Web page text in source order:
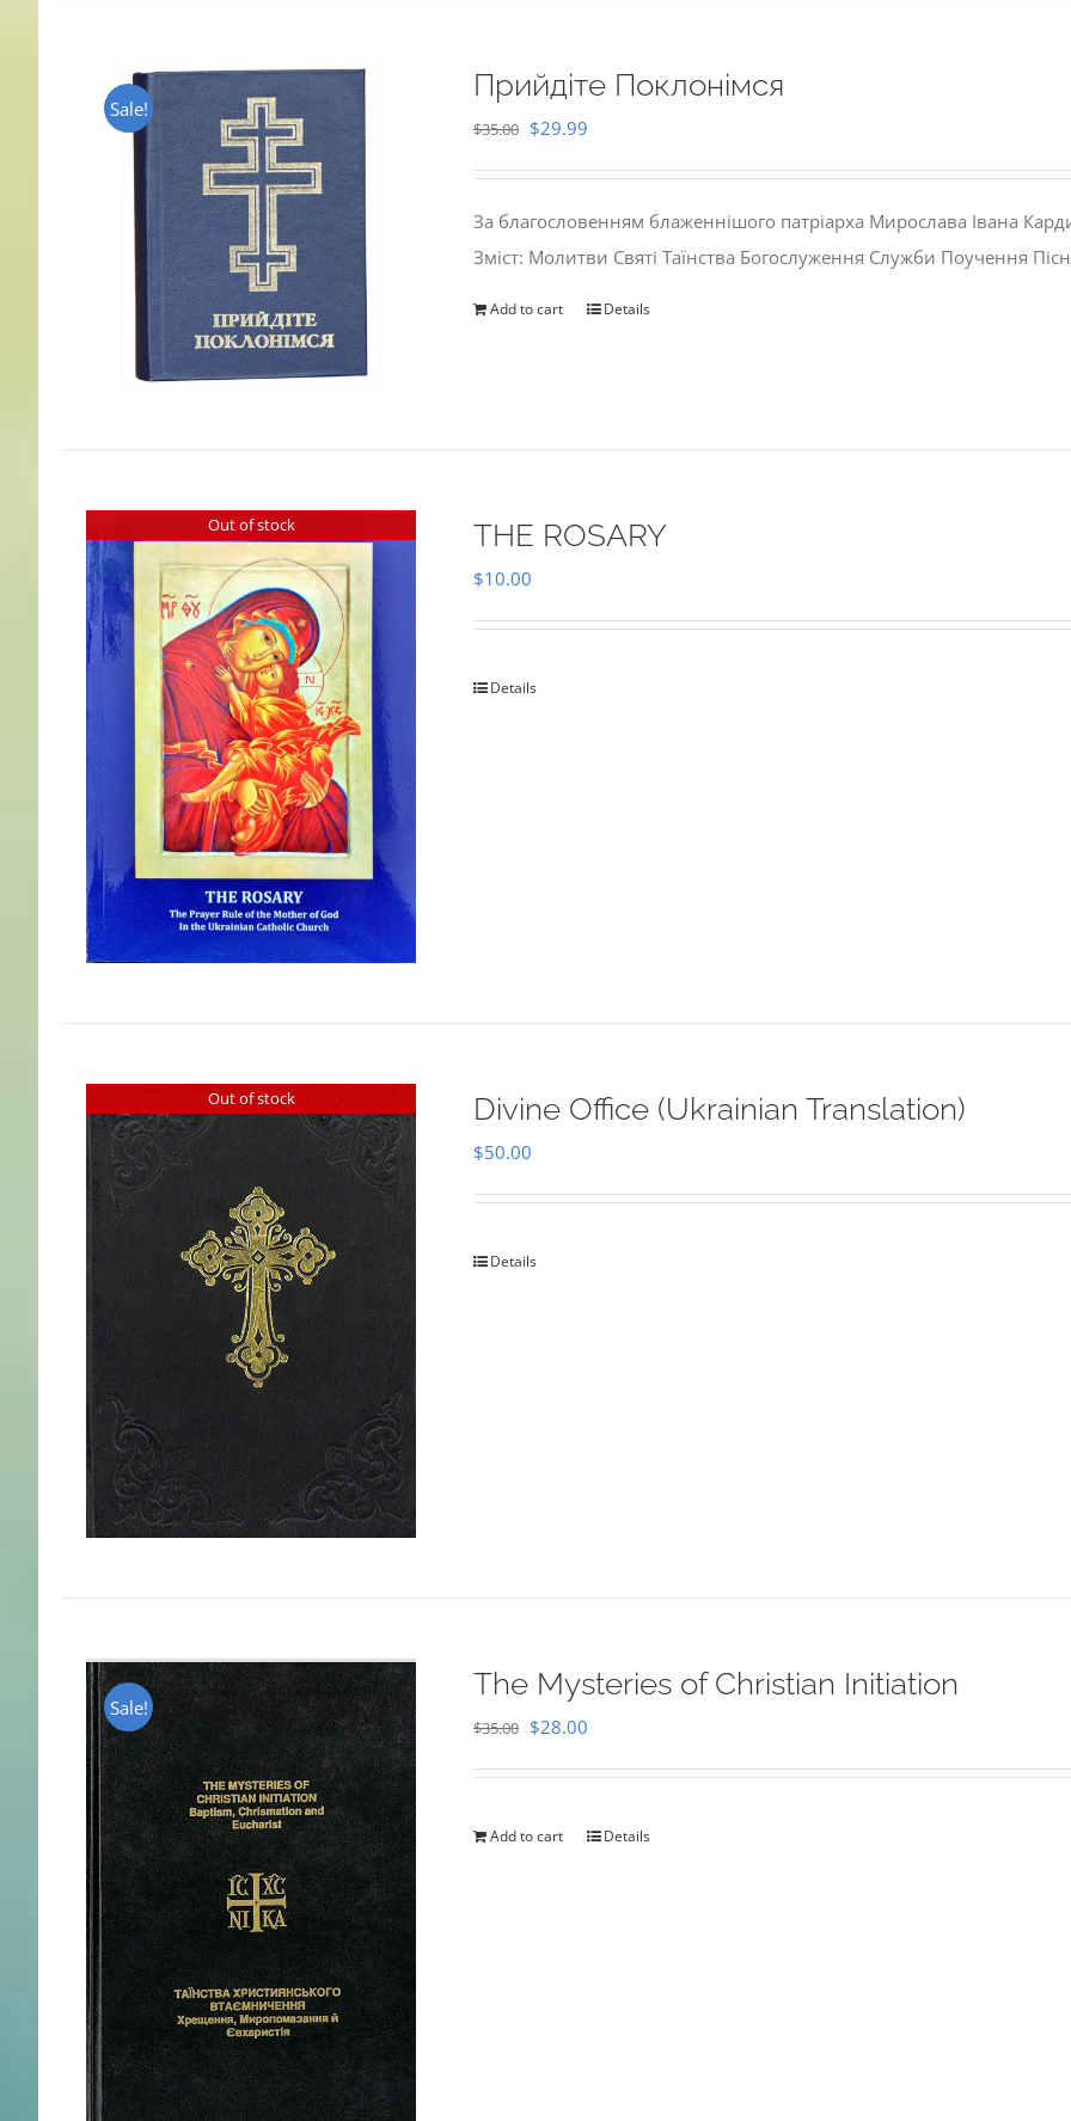
Sale!
Прийдіте Поклонімся
$35.00 Original
$35.00.
$29.99
$29.99.
За благословенням блаженнішого патріарха Мирослава Івана
Зміст: Молитви Святі Таїнства Богослуження Служби Поучення
Add to cart Details
Out of stock THE ROSARY
$10.00
Details
Out of stock Divine Office (Ukrainian Translation)
$50.00
Details
Sale!
The Mysteries of Christian Initiation
$35.00 Original
$35.00.
$28.00
$28.00.
Add to cart Details